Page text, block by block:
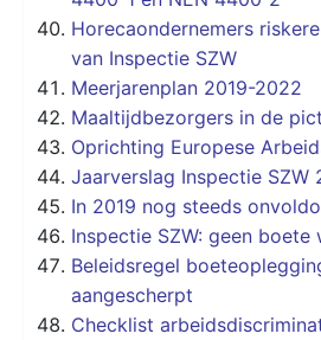
Horecaondernemers
van Inspectie SZW
Meerjarenplan 2019-2022
Maaltijdbezorgers in de
Oprichting Europese
Jaarverslag Inspectie SZW
In 2019 nog steeds
Inspectie SZW: geen
Beleidsregel
aangescherpt
Checklist